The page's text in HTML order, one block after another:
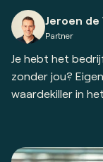
Jeroen de
Partner
Je hebt het
zonder jou?
waardekiller in